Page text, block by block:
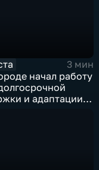
3 мин
начал работу
и адаптации